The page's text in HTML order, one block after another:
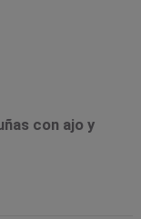
con ajo y